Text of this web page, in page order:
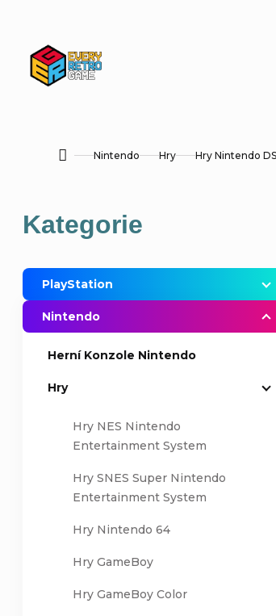
DomůNintendo Hry Hry Nintendo DS
o
s
t
Přeskočit
kategorie
Kategorie
PlayStation
Nintendo
Herní Konzole Nintendo
Hry
Hry NES Nintendo
Entertainment System
Hry SNES Super Nintendo
Entertainment System
Hry Nintendo 64
Hry GameBoy
Hry GameBoy Color